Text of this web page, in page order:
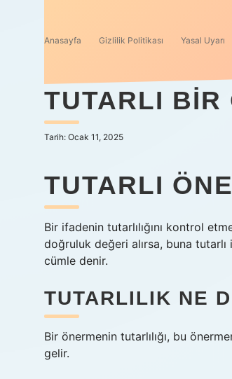
Anasayfa Gizlilik Politikası Yasal Uyarı
TUTARLI BIR
Tarih: Ocak 11, 2025
TUTARLI
Bir ifadenin tutarlılığını kontrol
doğruluk değeri alırsa, buna
cümle denir.
TUTARLILIK NE
Bir önermenin tutarlılığı, bu
gelir.